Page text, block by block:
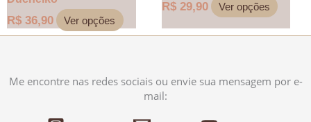
R$ 36,90 Ver opções
R$29,90 Ver opções
Me encontre nas redes sociais ou envie sua mensagem por e-
mail: